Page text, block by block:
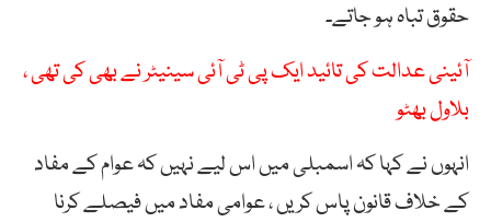
حقوق تباہ ہو جاتے۔
آئینی عدالت کی تائید ایک پی ٹی آئی سینیٹر نے بھی کی تھی ،
بلاول بھٹو
انہوں نے کہا کہ اسمبلی میں اس لیے نہیں کہ عوام کے مفاد
کے خلاف قانون پاس کریں ، عوامی مفاد میں فیصلے کرنا